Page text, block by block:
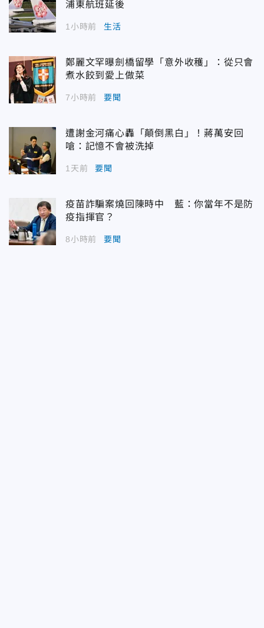
浦東航班延後
1小時前 生活
鄭麗文罕曝劍橋留學「意外收穫」：從只會
煮水餃到愛上做菜
7小時前 要聞
遭謝金河痛心轟「顛倒黑白」！蔣萬安回
嗆：記憶不會被洗掉
1天前 要聞
疫苗詐騙案燒回陳時中 藍：你當年不是防
疫指揮官？
8小時前 要聞